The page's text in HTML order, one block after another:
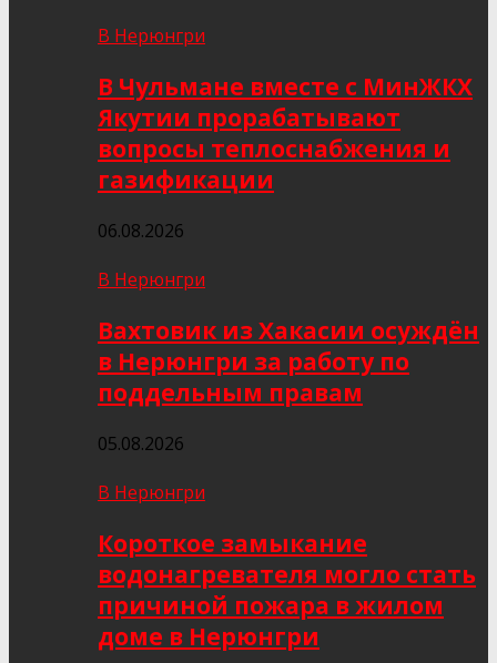
В Нерюнгри
В Чульмане вместе с МинЖКХ
Якутии прорабатывают
вопросы теплоснабжения и
газификации
06.08.2026
В Нерюнгри
Вахтовик из Хакасии осуждён
в Нерюнгри за работу по
поддельным правам
05.08.2026
В Нерюнгри
Короткое замыкание
водонагревателя могло стать
причиной пожара в жилом
доме в Нерюнгри